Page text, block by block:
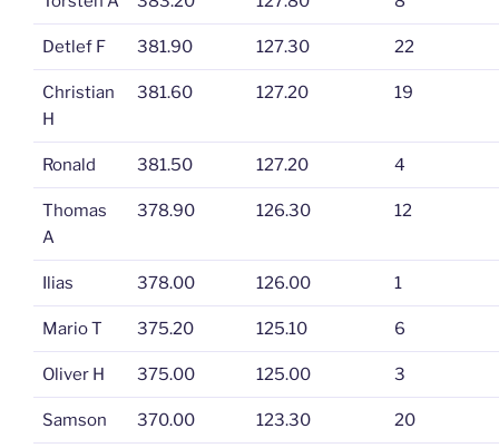
Detlef F 381.90 127.30 22
Christian
H
381.60 127.20 19
Ronald 381.50 127.20 4
Thomas
A
378.90 126.30 12
Ilias 378.00 126.00 1
Mario T 375.20 125.10 6
Oliver H 375.00 125.00 3
Samson 370.00 123.30 20